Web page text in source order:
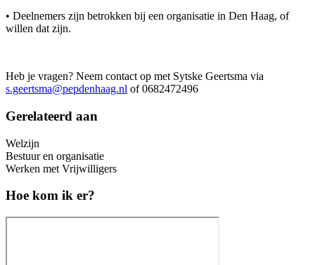
• Deelnemers zijn betrokken bij een organisatie in Den Haag, of
willen dat zijn.
Heb je vragen? Neem contact op met Sytske Geertsma via
s.geertsma@pepdenhaag.nl of 0682472496
Gerelateerd aan
Welzijn
Bestuur en organisatie
Werken met Vrijwilligers
Hoe kom ik er?